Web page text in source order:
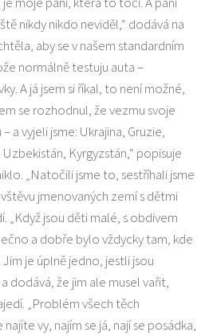
nikdy nikdo neviděl,“ dodává na
aby se v našem standardním
normálně testuju auta –
A já jsem si říkal, to není možné,
se rozhodnul, že vezmu svoje
a vyjeli jsme: Ukrajina, Gruzie,
Kyrgyzstán,“ popisuje
„Natočili jsme to, sestříhali jsme
jmenovaných zemí s dětmi
„Když jsou děti malé, s obdivem
a dobře bylo vždycky tam, kde
je úplně jedno, jestli jsou
dodává, že jim ale musel vařit,
„Problém všech těch
vy, najím se já, nají se posádka,